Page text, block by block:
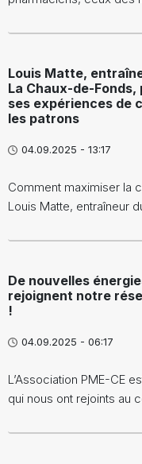
Louis Matte,
La Chaux-de-Fonds,
ses expériences de
les patrons
04.09.2025 - 13:17
Comment maximiser la
Louis Matte, entraîneur
De nouvelles
rejoignent notre
!
04.09.2025 - 06:17
L’Association PME-CE
qui nous ont rejoints au